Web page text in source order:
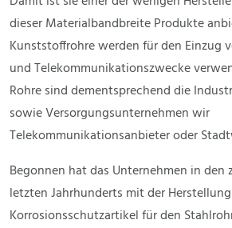
dieser Materialbandbreite Produkte
Kunststoffrohre werden für den Einzug
und Telekommunikationszwecke
Rohre sind dementsprechend die
sowie Versorgungsunternehmen wir
Telekommunikationsanbieter oder
Begonnen hat das Unternehmen in den
letzten Jahrhunderts mit der
Korrosionsschutzartikel für den